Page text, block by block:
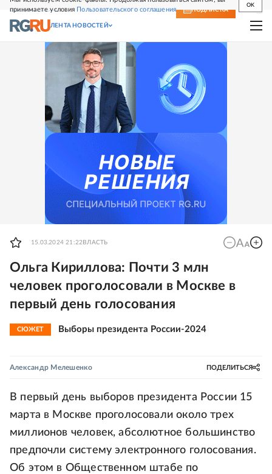
принимаете условия Пользовательского соглашения
OK
СВЕЖИЙ НОМЕР ПОДПИСКА
ЛЕНТА НОВОСТЕЙ
15.03.2024 21:22 ВЛАСТЬ
Ольга Кириллова: Почти 3 млн
человек проголосовали в Москве в
первый день голосования
СЮЖЕТ Выборы президента России-2024
Александр Мелешенко ПОДЕЛИТЬСЯ
В первый день выборов президента России 15
марта в Москве проголосовали около трех
миллионов человек, абсолютное большинство
предпочли систему электронного голосования.
Об этом в Общественном штабе по